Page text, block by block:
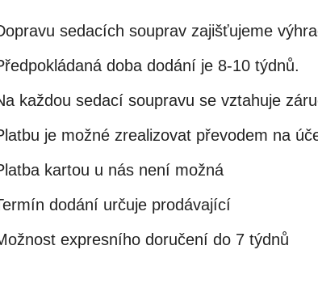
sedacích souprav zajišťujeme
doba dodání je 8-10 týdnů.
každou sedací soupravu se vztahuje
je možné zrealizovat převodem na
kartou u nás není možná
dodání určuje prodávající
expresního doručení do 7 týdnů